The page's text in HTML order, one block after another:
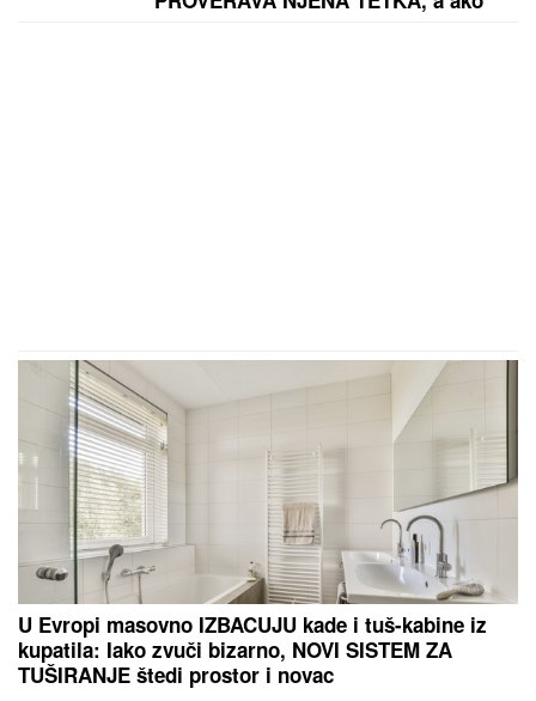
U Evropi masovno IZBACUJU kade i tuš-kabine iz
kupatila: Iako zvuči bizarno, NOVI SISTEM ZA
TUŠIRANJE štedi prostor i novac